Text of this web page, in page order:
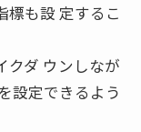
標も設 定するこ
クダ ウンしなが
設定できるよう